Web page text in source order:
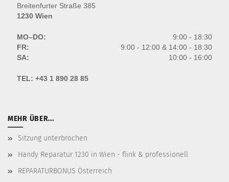
Breitenfurter Straße 385
1230 Wien
MO–DO:
9:00 - 18:30
FR:
9:00 - 12:00 & 14:00 - 18:30
SA:
10:00 - 16:00
TEL: +43 1 890 28 85
MEHR ÜBER...
Sitzung unterbrochen
Handy Reparatur 1230 in Wien - flink & professionell
REPARATURBONUS Österreich